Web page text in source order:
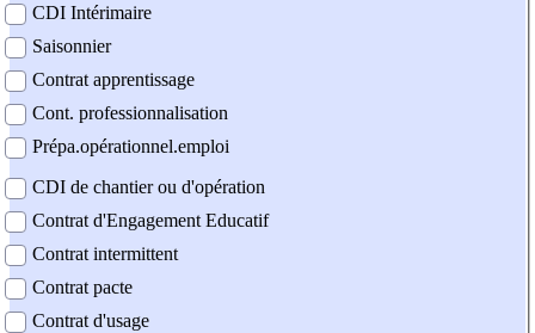
CDI Intérimaire
Saisonnier
Contrat apprentissage
Cont. professionnalisation
Prépa.opérationnel.emploi
CDI de chantier ou d'opération
Contrat d'Engagement Educatif
Contrat intermittent
Contrat pacte
Contrat d'usage